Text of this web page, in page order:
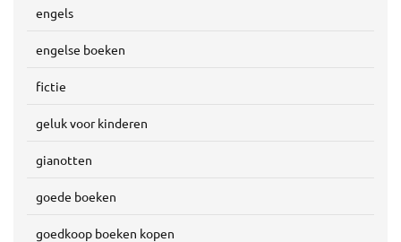
engels
engelse boeken
fictie
geluk voor kinderen
gianotten
goede boeken
goedkoop boeken kopen